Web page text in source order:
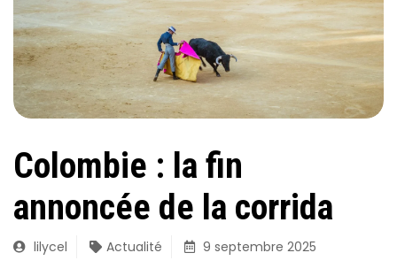
Colombie : la fin
annoncée de la corrida
lilycel Actualité 9 septembre 2025